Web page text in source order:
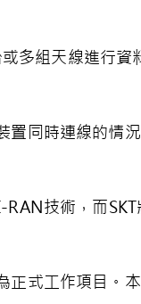
多組天線進行資
同時連線的情
技術，而
式工作項目。